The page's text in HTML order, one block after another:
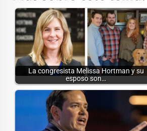
La congresista Melissa Hortman y su
esposo son…